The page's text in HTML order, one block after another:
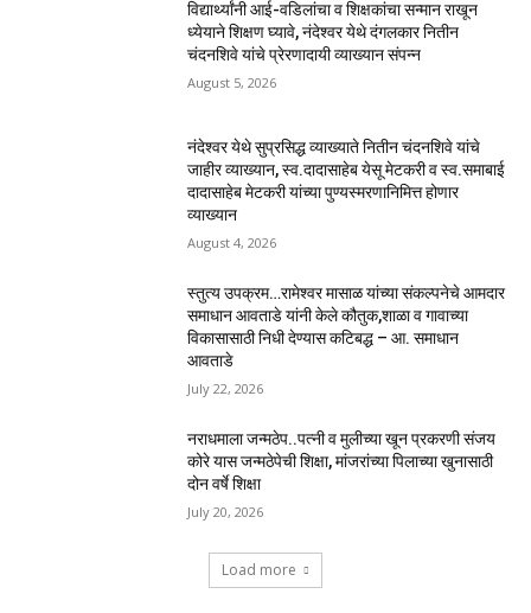
विद्यार्थ्यांनी आई-वडिलांचा व शिक्षकांचा सन्मान राखून
ध्येयाने शिक्षण घ्यावे, नंदेश्वर येथे दंगलकार नितीन
चंदनशिवे यांचे प्रेरणादायी व्याख्यान संपन्न
August 5, 2026
नंदेश्वर येथे सुप्रसिद्ध व्याख्याते नितीन चंदनशिवे यांचे
जाहीर व्याख्यान, स्व.दादासाहेब येसू मेटकरी व स्व.समाबाई
दादासाहेब मेटकरी यांच्या पुण्यस्मरणानिमित्त होणार
व्याख्यान
August 4, 2026
स्तुत्य उपक्रम…रामेश्वर मासाळ यांच्या संकल्पनेचे आमदार
समाधान आवताडे यांनी केले कौतुक,शाळा व गावाच्या
विकासासाठी निधी देण्यास कटिबद्ध – आ. समाधान
आवताडे
July 22, 2026
नराधमाला जन्मठेप..पत्नी व मुलीच्या खून प्रकरणी संजय
कोरे यास जन्मठेपेची शिक्षा, मांजरांच्या पिलाच्या खुनासाठी
दोन वर्षे शिक्षा
July 20, 2026
Load more